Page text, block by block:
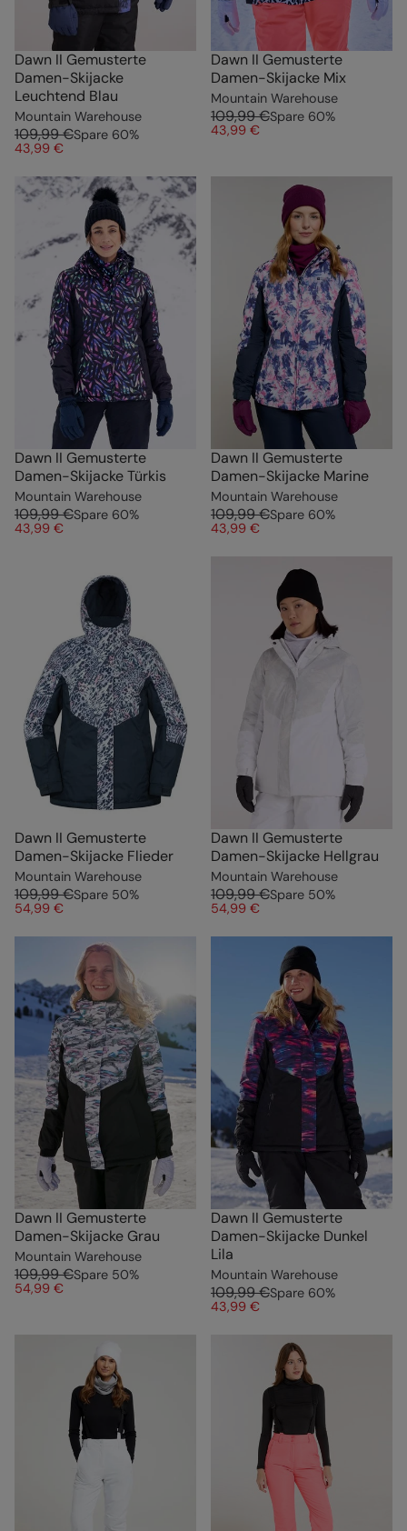
Dawn II Gemusterte
Damen-Skijacke
Leuchtend Blau
Mountain Warehouse
109,99 €Spare 60%
43,99 €
Dawn II Gemusterte
Damen-Skijacke Mix
Mountain Warehouse
109,99 €Spare 60%
43,99 €
Dawn II Gemusterte
Damen-Skijacke Türkis
Mountain Warehouse
109,99 €Spare 60%
43,99 €
Dawn II Gemusterte
Damen-Skijacke Marine
Mountain Warehouse
109,99 €Spare 60%
43,99 €
Dawn II Gemusterte
Damen-Skijacke Flieder
Mountain Warehouse
109,99 €Spare 50%
54,99 €
Dawn II Gemusterte
Damen-Skijacke Hellgrau
Mountain Warehouse
109,99 €Spare 50%
54,99 €
Dawn II Gemusterte
Damen-Skijacke Grau
Mountain Warehouse
109,99 €Spare 50%
54,99 €
Dawn II Gemusterte
Damen-Skijacke Dunkel
Lila
Mountain Warehouse
109,99 €Spare 60%
43,99 €